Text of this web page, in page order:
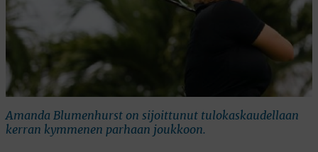
Amanda Blumenhurst on sijoittunut tulokaskaudellaan
kerran kymmenen parhaan joukkoon.